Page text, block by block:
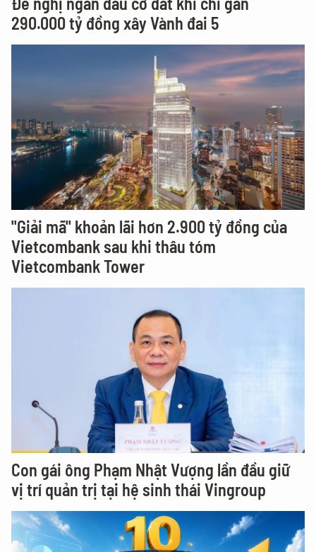
290.000 tỷ đồng xây Vành đai 5
"Giải mã" khoản lãi hơn 2.900 tỷ đồng của
Vietcombank sau khi thâu tóm
Vietcombank Tower
Con gái ông Phạm Nhật Vượng lần đầu giữ
vị trí quản trị tại hệ sinh thái Vingroup